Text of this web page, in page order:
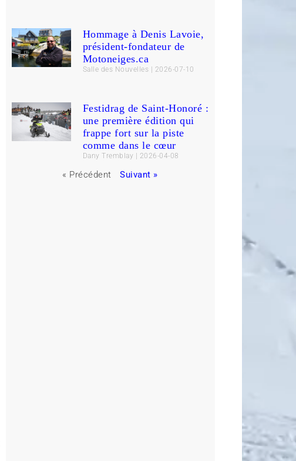
Hommage à Denis Lavoie,
président-fondateur de
Motoneiges.ca
Salle des Nouvelles 2026-07-10
Festidrag de Saint-Honoré :
une première édition qui
frappe fort sur la piste
comme dans le cœur
Dany Tremblay 2026-04-08
« Précédent Suivant »